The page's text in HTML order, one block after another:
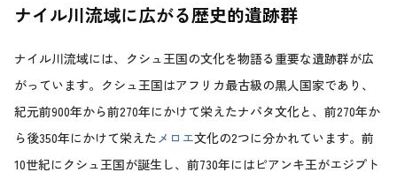
ナイル川流域に広がる歴史的遺跡群
ナイル川流域には、クシュ王国の文化を物語る重要な遺跡群が広
がっています。クシュ王国はアフリカ最古級の黒人国家であり、
紀元前900年から前270年にかけて栄えたナパタ文化と、前270年か
ら後350年にかけて栄えたメロエ文化の2つに分かれています。前
10世紀にクシュ王国が誕生し、前730年にはピアンキ王がエジプト